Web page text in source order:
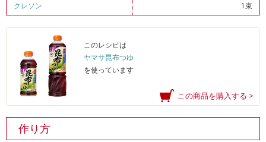
クレソン
1束
このレシピは
ヤマサ昆布つゆ
を使っています
この商品を購入する >
作り方